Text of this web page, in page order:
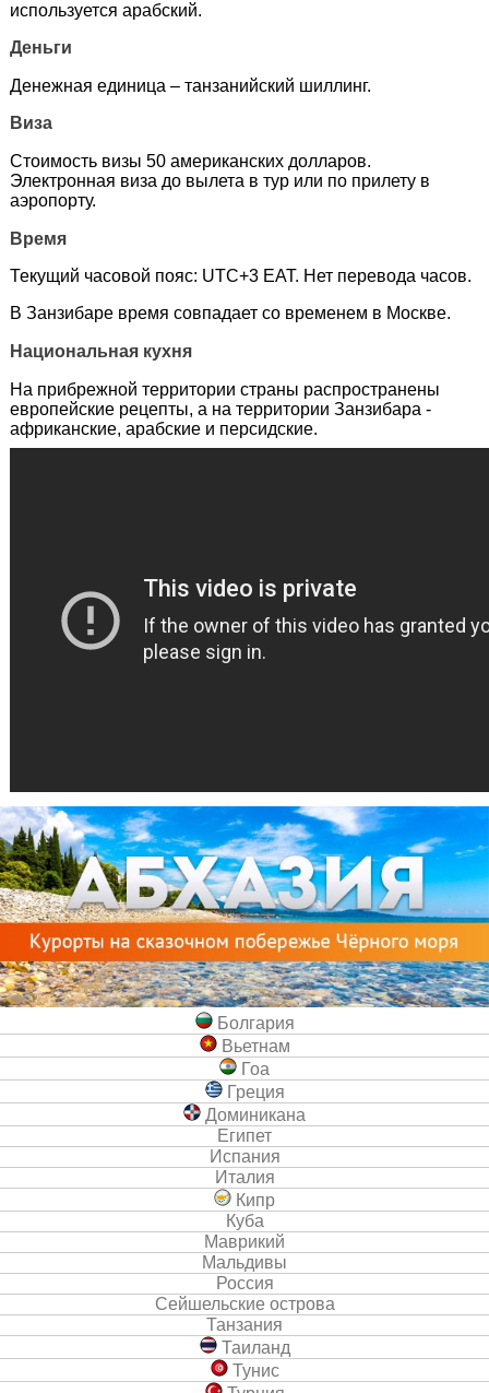
используется арабский.
Деньги
Де­неж­ная еди­ни­ца – танзанийский шиллинг.
Виза
Стоимость визы 50 американских долларов.
Электронная виза до вылета в тур или по прилету в
аэропорту.
Время
Текущий часовой пояс: UTC+3 EAT. Нет перевода часов.
В Занзибаре время совпадает со временем в Москве.
Национальная кухня
На прибрежной территории страны распространены
европейские рецепты, а на территории Занзибара -
африканские, арабские и персидские.
Болгария
Вьетнам
Гоа
Греция
Доминикана
Египет
Испания
Италия
Кипр
Куба
Маврикий
Мальдивы
Россия
Сейшельские острова
Танзания
Таиланд
Тунис